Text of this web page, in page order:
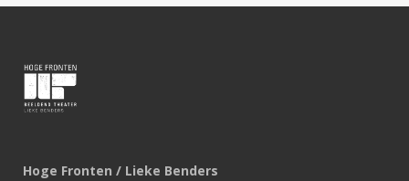
Hoge Fronten / Lieke Benders